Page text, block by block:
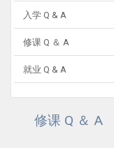
入学 Q & A
修课 Q ＆ A
就业 Q & A
修课 Q ＆ A